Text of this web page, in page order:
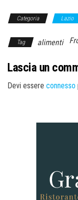
Categoria Lazio
Tag alimenti
Lascia un
Devi essere connesso